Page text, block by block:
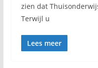
zien dat
Terwijl u
Lees meer